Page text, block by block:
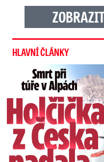
HLAVNÍ ČLÁNKY
Smrt Češky v Alpách: